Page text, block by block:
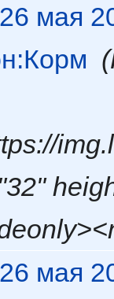
мая
мая